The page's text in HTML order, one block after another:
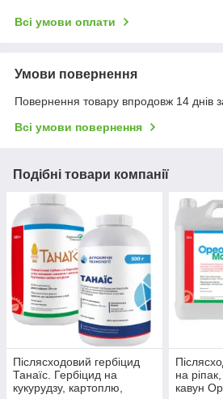
Всі умови оплати
Умови повернення
Повернення товару впродовж 14 днів
Всі умови повернення
Подібні товари компанії
Післясходовий гербіцид
Танаїс. Гербіцид на
кукурудзу, картоплю,
на
кавун